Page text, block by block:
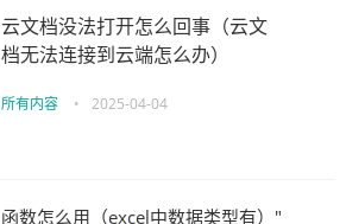
云文档没法打开怎么回事（云文
档无法连接到云端怎么办）
所有内容 • 2025-04-04
函数怎么用（excel中数据类型有）"